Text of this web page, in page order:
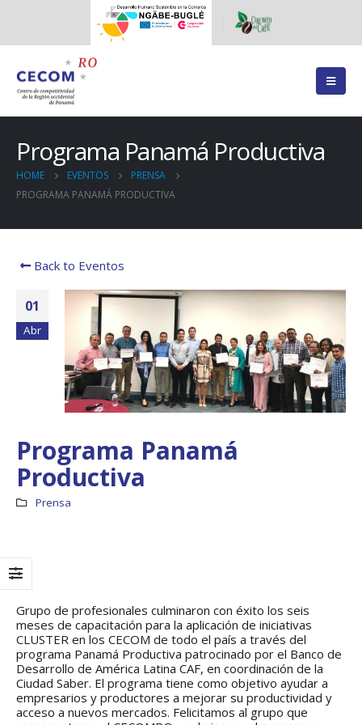
Programa Panamá Productiva
HOME EVENTOS
PRENSA
PROGRAMA PANAMÁ PRODUCTIVA
Back to Eventos
01
Abr
Programa Panamá
Productiva
Prensa
Grupo de profesionales culminaron con éxito los seis
meses de capacitación para la aplicación de iniciativas
CLUSTER en los CECOM de todo el país a través del
programa Panamá Productiva patrocinado por el Banco de
Desarrollo de América Latina CAF, en coordinación de la
Ciudad Saber. El programa tiene como objetivo ayudar a
empresarios y productores a mejorar su productividad y
acceso a nuevos mercados. Felicitamos al grupo que
Boletín Informativo
No.1 – Soluciones
Integrales
13 junio, 2025
MEF fortalece la
integración de
perspectivas
Taller: Estudio y
Diseño de la
Estrategia para
Impulsar el Tren
Panamá – CECOM RO
19 octubre, 2024
CECOMRO se